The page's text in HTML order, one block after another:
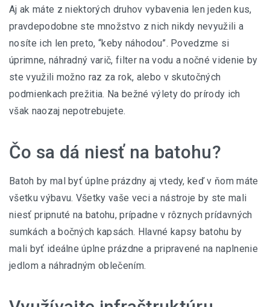
Aj ak máte z niektorých druhov vybavenia len jeden kus,
pravdepodobne ste množstvo z nich nikdy nevyužili a
nosíte ich len preto, “keby náhodou”. Povedzme si
úprimne, náhradný varič, filter na vodu a nočné videnie by
ste využili možno raz za rok, alebo v skutočných
podmienkach prežitia. Na bežné výlety do prírody ich
však naozaj nepotrebujete.
Čo sa dá niesť na batohu?
Batoh by mal byť úplne prázdny aj vtedy, keď v ňom máte
všetku výbavu. Všetky vaše veci a nástroje by ste mali
niesť pripnuté na batohu, prípadne v rôznych prídavných
sumkách a bočných kapsách. Hlavné kapsy batohu by
mali byť ideálne úplne prázdne a pripravené na naplnenie
jedlom a náhradným oblečením.